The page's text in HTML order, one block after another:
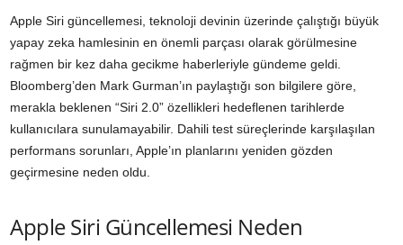
Apple Siri güncellemesi, teknoloji devinin üzerinde çalıştığı büyük
yapay zeka hamlesinin en önemli parçası olarak görülmesine
rağmen bir kez daha gecikme haberleriyle gündeme geldi.
Bloomberg’den Mark Gurman’ın paylaştığı son bilgilere göre,
merakla beklenen “Siri 2.0” özellikleri hedeflenen tarihlerde
kullanıcılara sunulamayabilir. Dahili test süreçlerinde karşılaşılan
performans sorunları, Apple’ın planlarını yeniden gözden
geçirmesine neden oldu.
Apple Siri Güncellemesi Neden